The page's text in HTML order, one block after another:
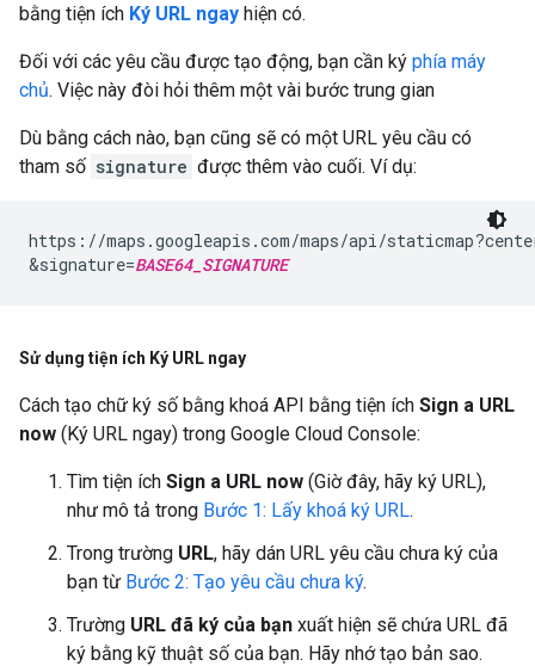
bằng tiện ích Ký URL ngay hiện có.
Đối với các yêu cầu được tạo động, bạn cần ký phía máy
chủ. Việc này đòi hỏi thêm một vài bước trung gian
Dù bằng cách nào, bạn cũng sẽ có một URL yêu cầu có
tham số signature được thêm vào cuối. Ví dụ:
https://maps.googleapis.com/maps/api/
&signature=BASE64_SIGNATURE
Sử dụng tiện ích Ký URL ngay
Cách tạo chữ ký số bằng khoá API bằng tiện ích Sign a URL
now (Ký URL ngay) trong Google Cloud Console:
Tìm tiện ích Sign a URL now (Giờ đây, hãy ký URL),
như mô tả trong Bước 1: Lấy khoá ký URL.
Trong trường URL, hãy dán URL yêu cầu chưa ký của
bạn từ Bước 2: Tạo yêu cầu chưa ký.
Trường URL đã ký của bạn xuất hiện sẽ chứa URL đã
ký bằng kỹ thuật số của bạn. Hãy nhớ tạo bản sao.